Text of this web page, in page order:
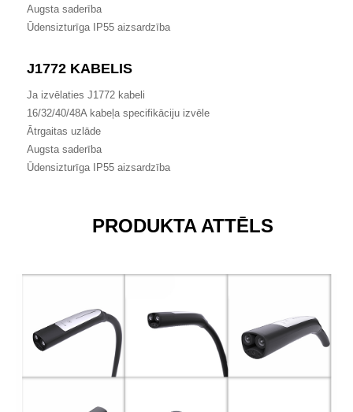
Augsta saderība
Ūdensizturīga IP55 aizsardzība
J1772 KABELIS
Ja izvēlaties J1772 kabeli
16/32/40/48A kabeļa specifikāciju izvēle
Ātrgaitas uzlāde
Augsta saderība
Ūdensizturīga IP55 aizsardzība
PRODUKTA ATTĒLS